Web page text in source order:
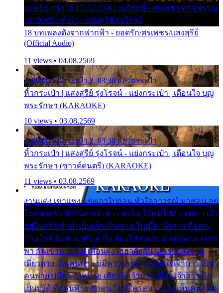
ยอดรัก สลักใจ 17. 52:29 สาวบริสุทธิ์ - ศรเพชร ศรสุพรรณ
18. 56:05 แต๋วจ๋า - แสงสุรีย์ รุ่งโรจน์
18 บทเพลงดังจากฟากฟ้า - ยอดรัก/ศรเพชร/แสงสุรีย์
(Official Audio)
11 views • 04.08.2569
1. 00:00 หิ้วกระเป๋า 2. 03:30 แย่งกระเป๋า
หิ้วกระเป๋า | แสงสุรีย์ รุ่งโรจน์ - แย่งกระเป๋า | เตือนใจ บุญ
พระรักษา (KARAOKE)
10 views • 03.08.2569
1. 00:00 หิ้วกระเป๋า 2. 03:30 แย่งกระเป๋า
หิ้วกระเป๋า | แสงสุรีย์ รุ่งโรจน์ - แย่งกระเป๋า | เตือนใจ บุญ
พระรักษา (ซาวด์ดนตรี) (KARAOKE)
11 views • 03.08.2569
งานแต่ง เขาแซง แย่งเอาไปก่อน หัวใจอาวรณ์ มาซ่อน อยู่
ในห้องครัว ข้างนอกเจ้าสาว ส่งยิ้ม ให้คนไปทั่ว แต่เรา เฝ้า
อยู่ในครัว ทำตัวเป็นเด็ก ล้างจาน ในเมื่อ เจ้าสาว คือคน
บ้านใกล้ พึ่งพาอาศัย จำใจ ต้องไปช่วยงาน พอถึงเวลา เขา
พา กันเข้าพาขวัญ เพื่อนฝูง เฮฮาดังลั่น แต่เราล้างจาน
เดียวดาย เป็นคนพ่าย บ่มีความหมาย เคียงใจเจ้าบ่าว เป็น
คนพ่าย บ่มีความหมาย เคียงใจเจ้าบ่าว เพื่อนเจ้าสาว ยัง
เป็นบ่ได้ คือคนพ่าย ฮักคน ไม่มีใครสน เขาไม่เห็นคน ที่อยู่